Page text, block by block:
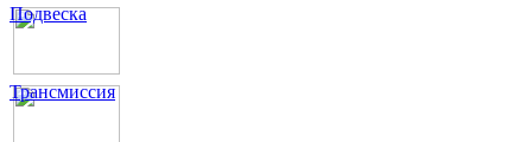
Подвеска
Трансмиссия